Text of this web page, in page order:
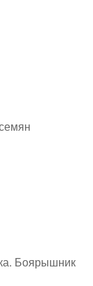
Боярышник